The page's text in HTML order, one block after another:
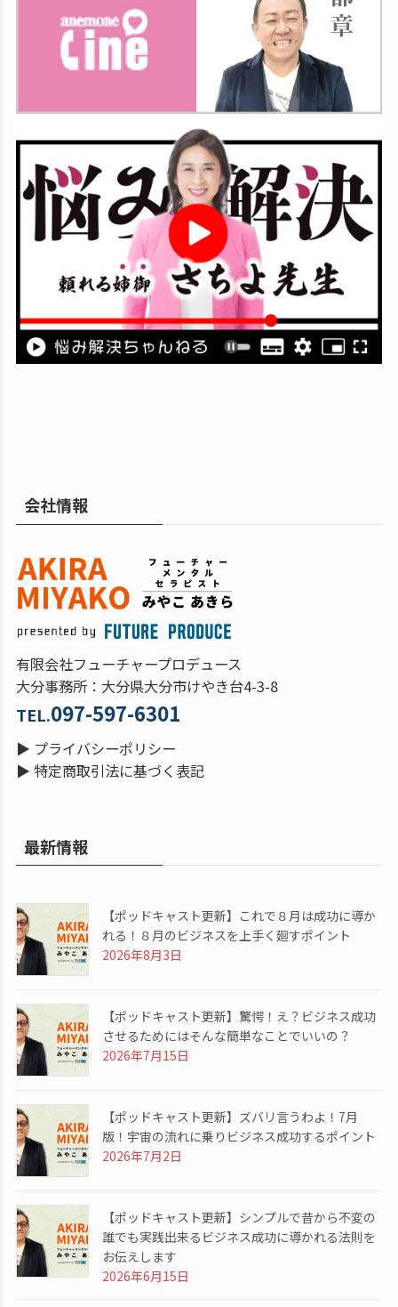
会社情報
有限会社フューチャープロデュース
大分事務所：大分県大分市けやき台4-3-8
TEL.097-597-6301
▶ プライバシーポリシー
▶ 特定商取引法に基づく表記
最新情報
【ポッドキャスト更新】これで８月は成功に導か
れる！８月のビジネスを上手く廻すポイント
2026年8月3日
【ポッドキャスト更新】驚愕！え？ビジネス成功
させるためにはそんな簡単なことでいいの？
2026年7月15日
【ポッドキャスト更新】ズバリ言うわよ！7月
版！宇宙の流れに乗りビジネス成功するポイント
2026年7月2日
【ポッドキャスト更新】シンプルで昔から不変の
誰でも実践出来るビジネス成功に導かれる法則を
お伝えします
2026年6月15日